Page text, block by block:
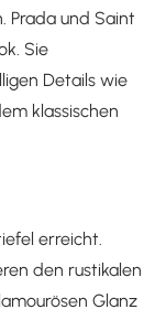
Prada und Saint
Sie
Details wie
klassischen
erreicht.
den rustikalen
Glanz